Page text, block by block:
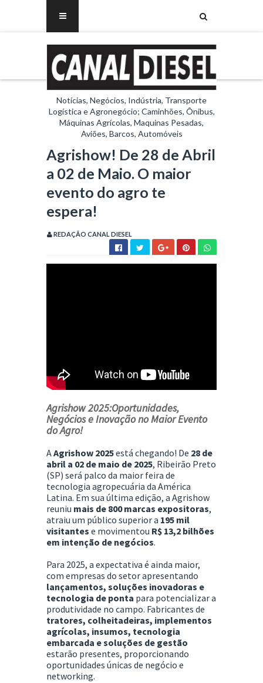
Notícias, Negócios, Indústria, Transporte
Logística e Agronegócio; Caminhões, Ônibus,
Máquinas Agrícolas, Maquinas Pesadas,
Aviões, Barcos, Automóveis
Agrishow! De 28 de Abril
a 02 de Maio. O maior
evento do agro te
espera!
REDAÇÃO CANAL DIESEL
Agrishow 2025:Oportunidades,
Negócios e Inovação no Maior Evento
do Agro!
AAgrishow 2025está chegando! De 28 de
abril a 02 de maio de 2025, Ribeirão Preto
(SP) será palco da maior feira de
tecnologia agropecuária da América
Latina. Em sua última edição, a Agrishow
reuniu mais de 800 marcas expositoras,
atraiu um público superior a 195 mil
visitantes e movimentou R$ 13,2 bilhões
em intenção de negócios.
Para 2025, a expectativa é ainda maior,
com empresas do setor apresentando
lançamentos, soluções inovadoras e
tecnologia de ponta para potencializar a
produtividade no campo. Fabricantes de
tratores, colheitadeiras, implementos
agrícolas, insumos, tecnologia
embarcada e soluções de gestão
estarão presentes, proporcionando
oportunidades únicas de negócio e
networking.